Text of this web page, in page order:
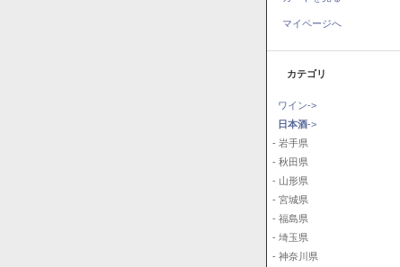
マイページへ
カテゴリ
ワイン->
日本酒->
- 岩手県
- 秋田県
- 山形県
- 宮城県
- 福島県
- 埼玉県
- 神奈川県